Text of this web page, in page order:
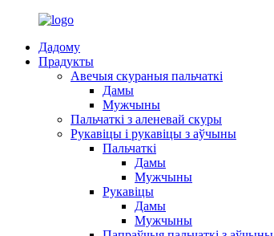
Дадому
Прадукты
Авечыя скураныя пальчаткі
Дамы
Мужчыны
Пальчаткі з аленевай скуры
Рукавіцы і рукавіцы з аўчыны
Пальчаткі
Дамы
Мужчыны
Рукавіцы
Дамы
Мужчыны